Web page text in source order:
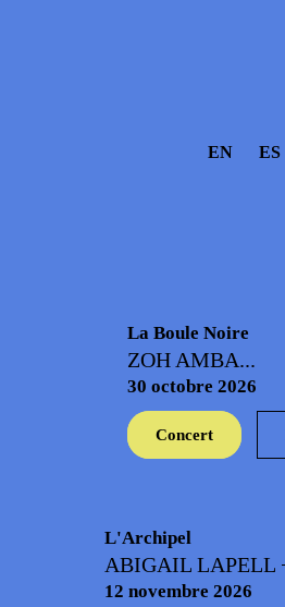
EN ES
La Boule Noire
ZOH AMBA...
30 octobre 2026
Concert
L'Archipel
ABIGAIL LAPELL
12 novembre 2026